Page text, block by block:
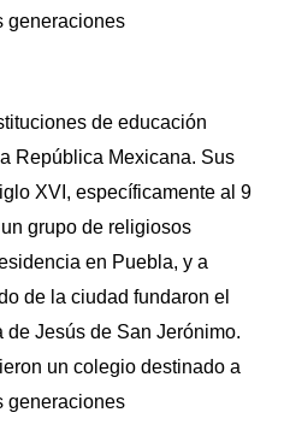
generaciones
de educación
República Mexicana. Sus
XVI, específicamente al 9
grupo de religiosos
en Puebla, y a
de la ciudad fundaron el
Jesús de San Jerónimo.
un colegio destinado a
generaciones